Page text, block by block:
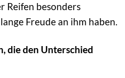
Reifen besonders
Freude an ihm haben.
die den Unterschied